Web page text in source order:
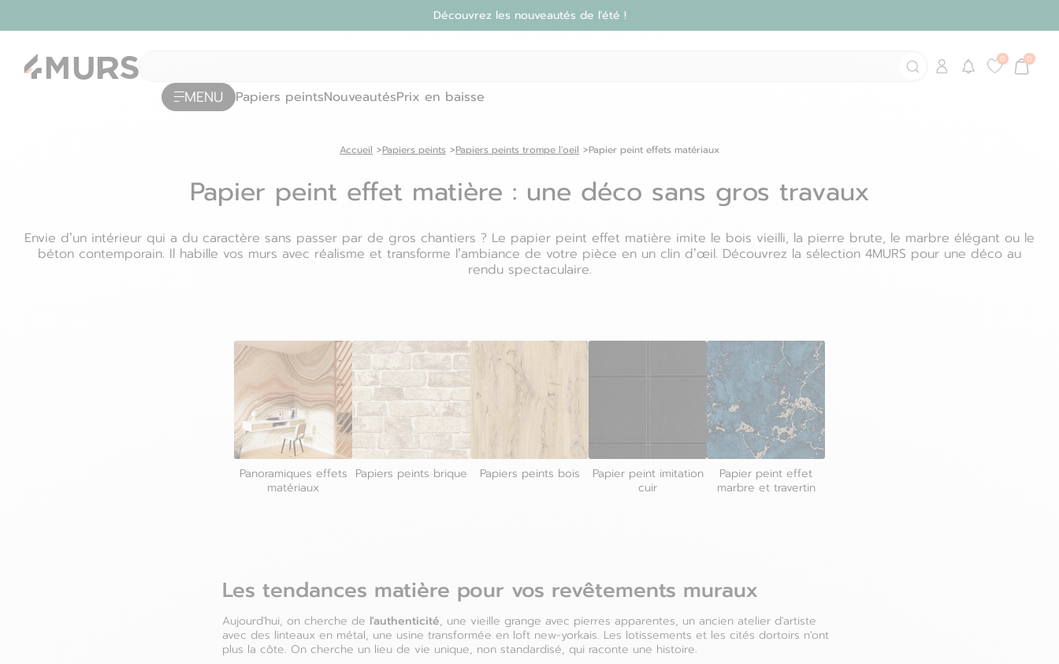
Découvrez les nouveautés de l'été !
Mot de passe oublié ?
Créer un compte
MENU Papiers peintsNouveautésPrix en baisse
Accueil Papiers peints Papiers peints trompe l'oeil Papier peint effets matériaux
Papier peint effet matière : une déco sans gros travaux
Envie d’un intérieur qui a du caractère sans passer par de gros chantiers ? Le papier peint effet matière imite le bois vieilli, la pierre brute, le marbre élégant ou le
béton contemporain. Il habille vos murs avec réalisme et transforme l’ambiance de votre pièce en un clin d’œil. Découvrez la sélection 4MURS pour une déco au
rendu spectaculaire.
Panoramiques effets
matériaux
Papiers peints brique Papiers peints bois
Papier peint imitation
cuir
Papier peint effet
marbre et travertin
Les tendances matière pour vos revêtements muraux
Aujourd'hui, on cherche de l'authenticité, une vieille grange avec pierres apparentes, un ancien atelier d'artiste
avec des linteaux en métal, une usine transformée en loft new-yorkais. Les lotissements et les cités dortoirs n'ont
plus la côte. On cherche un lieu de vie unique, non standardisé, qui raconte une histoire.